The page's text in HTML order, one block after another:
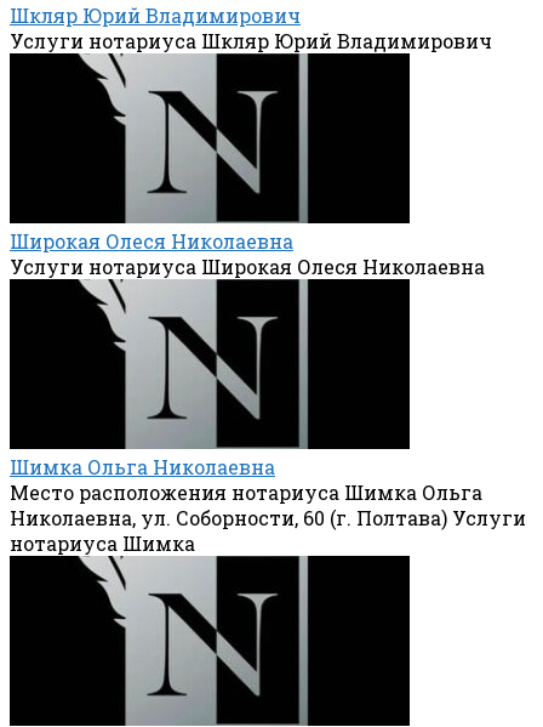
Шкляр Юрий Владимирович
Услуги нотариуса Шкляр Юрий Владимирович
Широкая Олеся Николаевна
Услуги нотариуса Широкая Олеся Николаевна
Шимка Ольга Николаевна
Место расположения нотариуса Шимка Ольга
Николаевна, ул. Соборности, 60 (г. Полтава) Услуги
нотариуса Шимка